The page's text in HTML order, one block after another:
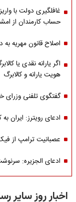
حساب کارمندان از
اصلاح قانون مهریه
اگر یارانه نقدی یا
هویت یارانه و کالابرگ
گفتگوی تلفنی وزرای
ادعای رویترز: ایران
عصبانیت ترامپ از
ادعای الجزیره: